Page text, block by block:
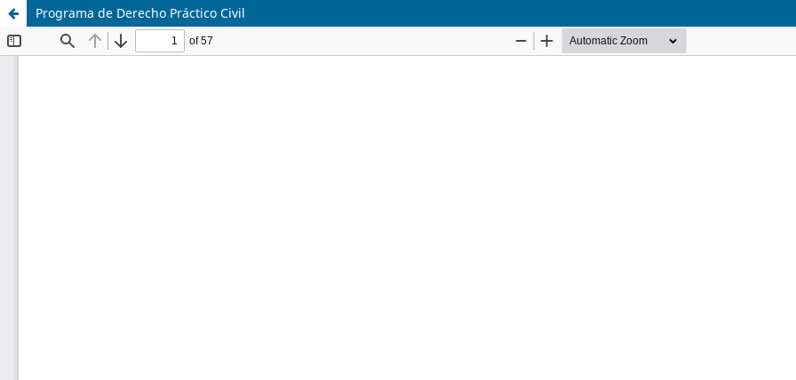
Programa de Derecho Práctico Civil